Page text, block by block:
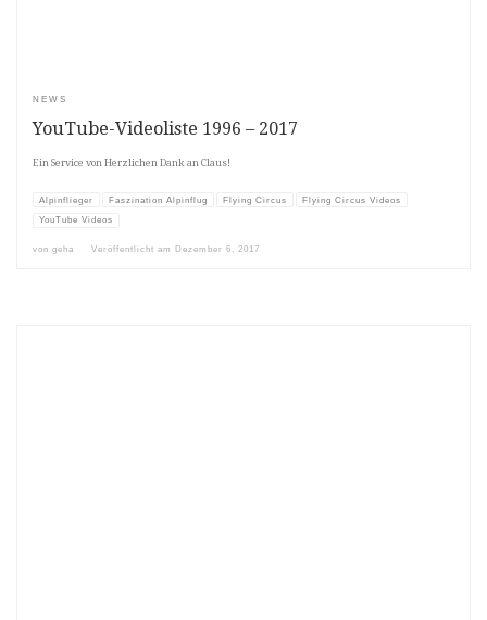
NEWS
YouTube-Videoliste 1996 – 2017
Ein Service von Herzlichen Dank an Claus!
Alpinflieger Faszination Alpinflug Flying Circus Flying Circus Videos
YouTube Videos
von geha Veröffentlicht am Dezember 6, 2017